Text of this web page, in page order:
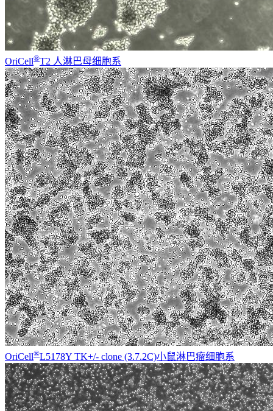
OriCell®T2 人淋巴母细胞系
OriCell®L5178Y TK+/- clone (3.7.2C)小鼠淋巴瘤细胞系